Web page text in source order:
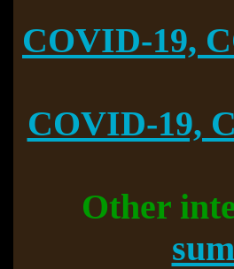
COVID-19,
COVID-19,
Other